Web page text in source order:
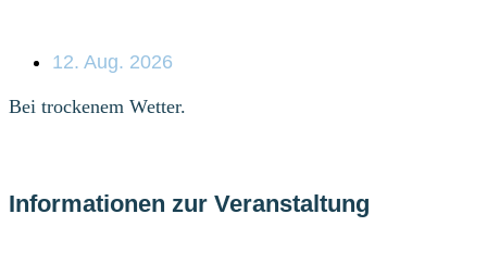
12. Aug. 2026
Bei trockenem Wetter.
Informationen zur Veranstaltung